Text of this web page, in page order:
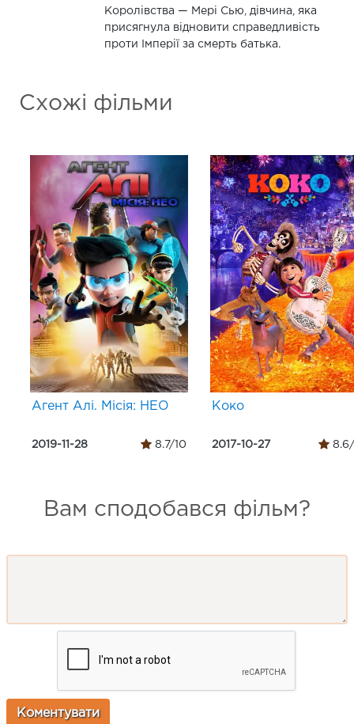
Королівства — Мері Сью, дівчина, яка
присягнула відновити справедливість
проти Імперії за смерть батька.
Схожі фільми
Агент Алі. Місія: НЕО
2019-11-28 8.7/10
Коко
2017-10-27 8.6/
Вам сподобався фільм?